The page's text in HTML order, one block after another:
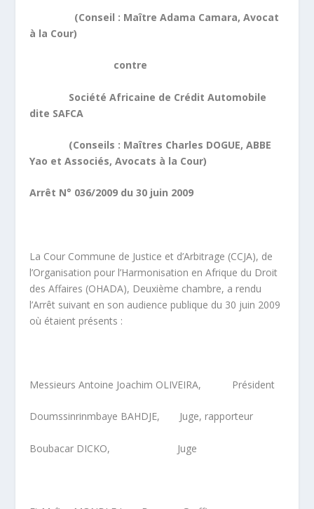
(Conseil : Maître Adama Camara, Avocat
à la Cour)
contre
Société Africaine de Crédit Automobile
dite SAFCA
(Conseils : Maîtres Charles DOGUE, ABBE
Yao et Associés, Avocats à la Cour)
Arrêt N° 036/2009 du 30 juin 2009
La Cour Commune de Justice et d’Arbitrage (CCJA), de
l’Organisation pour l’Harmonisation en Afrique du Droit
des Affaires (OHADA), Deuxième chambre, a rendu
l’Arrêt suivant en son audience publique du 30 juin 2009
où étaient présents :
Messieurs Antoine Joachim OLIVEIRA, Président
Doumssinrinmbaye BAHDJE, Juge, rapporteur
Boubacar DICKO, Juge